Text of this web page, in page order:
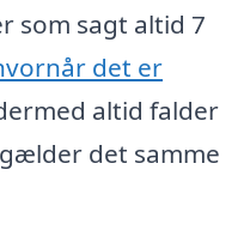
som sagt altid 7
det er
altid falder
det samme